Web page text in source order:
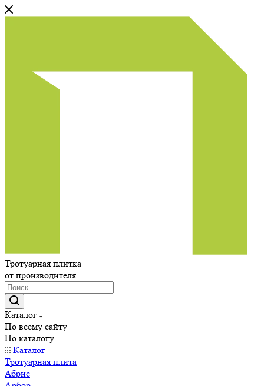
Тротуарная плитка
от производителя
Каталог
По всему сайту
По каталогу
Каталог
Тротуарная плита
Абрис